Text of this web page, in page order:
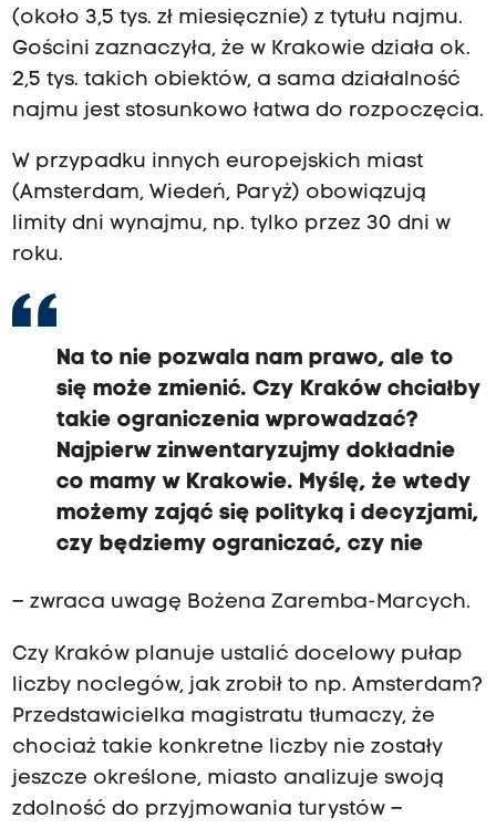
(około 3,5 tys. zł miesięcznie) z tytułu najmu.
Gościni zaznaczyła, że w Krakowie działa ok.
2,5 tys. takich obiektów, a sama działalność
najmu jest stosunkowo łatwa do rozpoczęcia.
W przypadku innych europejskich miast
(Amsterdam, Wiedeń, Paryż) obowiązują
limity dni wynajmu, np. tylko przez 30 dni w
roku.
Na to nie pozwala nam prawo, ale to
się może zmienić. Czy Kraków chciałby
takie ograniczenia wprowadzać?
Najpierw zinwentaryzujmy dokładnie
co mamy w Krakowie. Myślę, że wtedy
możemy zająć się polityką i decyzjami,
czy będziemy ograniczać, czy nie
– zwraca uwagę Bożena Zaremba-Marcych.
Czy Kraków planuje ustalić docelowy pułap
liczby noclegów, jak zrobił to np. Amsterdam?
Przedstawicielka magistratu tłumaczy, że
chociaż takie konkretne liczby nie zostały
jeszcze określone, miasto analizuje swoją
zdolność do przyjmowania turystów –